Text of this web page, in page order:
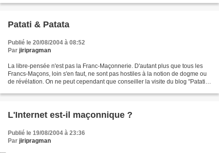
Patati & Patata
Publié le 20/08/2004 à 08:52
Par jiripragman
La libre-pensée n'est pas la Franc-Maçonnerie. D'autant plus que tous les
Francs-Maçons, loin s'en faut, ne sont pas hostiles à la notion de dogme ou
de révélation. On ne peut cependant que conseiller la visite du blog "Patati &
L'Internet est-il maçonnique ?
Publié le 19/08/2004 à 23:36
Par jiripragman